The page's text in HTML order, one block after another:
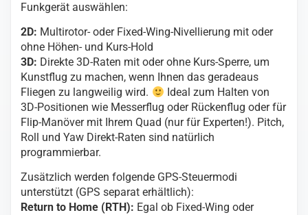
Funkgerät auswählen:
2D: Multirotor- oder Fixed-Wing-Nivellierung mit oder
ohne Höhen- und Kurs-Hold
3D: Direkte 3D-Raten mit oder ohne Kurs-Sperre, um
Kunstflug zu machen, wenn Ihnen das geradeaus
Fliegen zu langweilig wird.
Ideal zum Halten von
3D-Positionen wie Messerflug oder Rückenflug oder für
Flip-Manöver mit Ihrem Quad (nur für Experten!). Pitch,
Roll und Yaw Direkt-Raten sind natürlich
programmierbar.
Zusätzlich werden folgende GPS-Steuermodi
unterstützt (GPS separat erhältlich):
Return to Home (RTH): Egal ob Fixed-Wing oder